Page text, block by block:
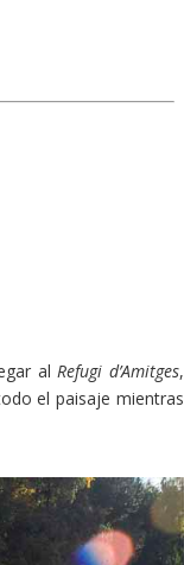
alRefugi d’Amitges,
el paisaje mientras